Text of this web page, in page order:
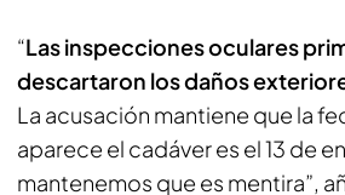
“Las inspecciones oculares
descartaron los daños
La acusación mantiene que la
aparece el cadáver es el 13 de
mantenemos que es mentira”,